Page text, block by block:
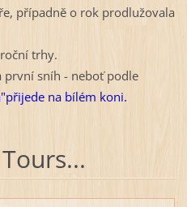
případně o rok prodlužovala
trhy.
první sníh - neboť podle
na bílém koni.